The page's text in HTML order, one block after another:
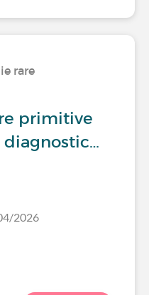
rare
primitive
diagnostic…
2026